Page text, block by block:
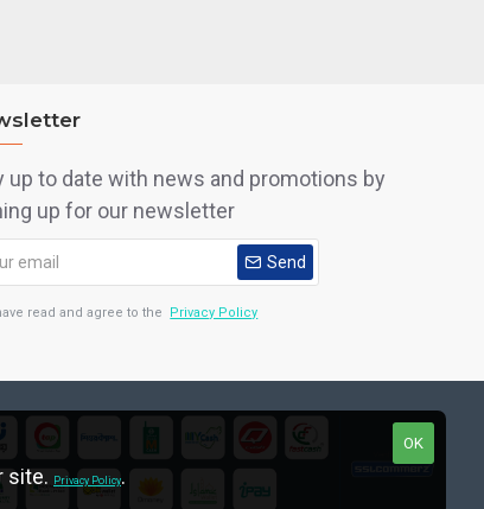
up to date with news and promotions by
up for our newsletter
Send
read and agree to the Privacy Policy
OK
site. Privacy Policy.